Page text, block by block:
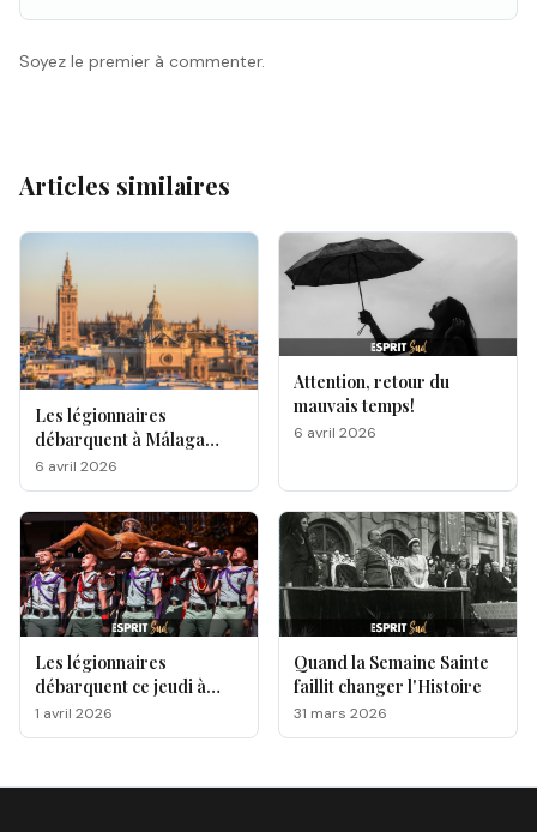
Soyez le premier à commenter.
Articles similaires
Les légionnaires
débarquent à Málaga
pour la Semaine Sainte
6 avril 2026
Attention, retour du
mauvais temps!
6 avril 2026
Les légionnaires
débarquent ce jeudi à
Málaga, voici le
programme !
1 avril 2026
Quand la Semaine Sainte
faillit changer l'Histoire
31 mars 2026